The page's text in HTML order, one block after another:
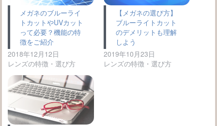
メガネのブルーライ
トカットやUVカット
って必要？機能の特
徴をご紹介
2018年12月12日
レンズの特徴・選び方
【メガネの選び方】
ブルーライトカット
のデメリットも理解
しよう
2019年10月23日
レンズの特徴・選び方